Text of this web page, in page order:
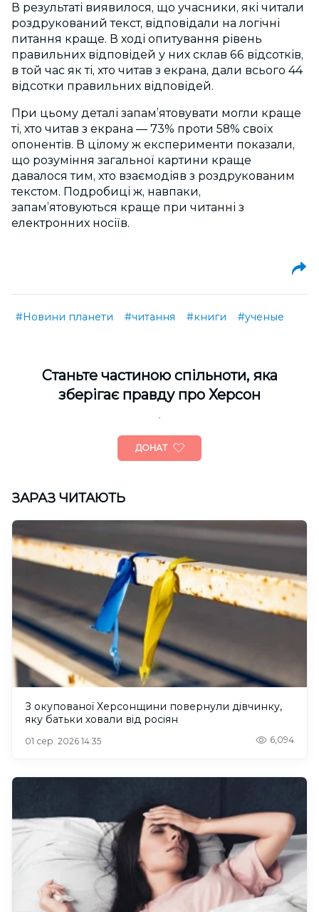
В результаті виявилося, що учасники, які читали
роздрукований текст, відповідали на логічні
питання краще. В ході опитування рівень
правильних відповідей у них склав 66 відсотків,
в той час як ті, хто читав з екрана, дали всього 44
відсотки правильних відповідей.
При цьому деталі запам’ятовувати могли краще
ті, хто читав з екрана — 73% проти 58% своїх
опонентів. В цілому ж експерименти показали,
що розуміння загальної картини краще
давалося тим, хто взаємодіяв з роздрукованим
текстом. Подробиці ж, навпаки,
запам’ятовуються краще при читанні з
електронних носіїв.
#Новини планети #читання #книги #ученые
Cтаньте частиною спільноти, яка
зберігає правду про Херсон
ДОНАТ
ЗАРАЗ ЧИТАЮТЬ
З окупованої Херсонщини повернули дівчинку,
яку батьки ховали від росіян
01 сер. 2026 14:35 6,094